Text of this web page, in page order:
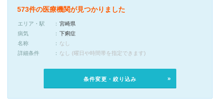
573件の医療機関が見つかりました
エリア・駅
宮崎県
病気
下痢症
名称
なし
詳細条件
なし (曜日や時間帯を指定できます)
条件変更・絞り込み